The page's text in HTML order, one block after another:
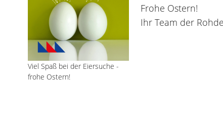
Viel Spaß bei der Eiersuche -
frohe Ostern!
Frohe Ostern!
Ihr Team der